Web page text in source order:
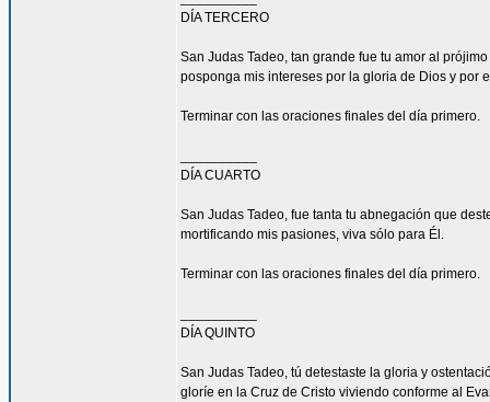
DÍA TERCERO
San Judas Tadeo, tan grande fue tu amor al
posponga mis intereses por la gloria de Dios y por
Terminar con las oraciones finales del día primero.
DÍA CUARTO
San Judas Tadeo, fue tanta tu abnegación que
mortificando mis pasiones, viva sólo para Él.
Terminar con las oraciones finales del día primero.
DÍA QUINTO
San Judas Tadeo, tú detestaste la gloria y
gloríe en la Cruz de Cristo viviendo conforme al